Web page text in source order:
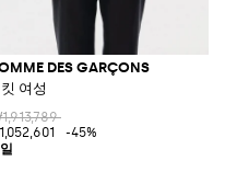
DES GARÇONS
여성
-45%